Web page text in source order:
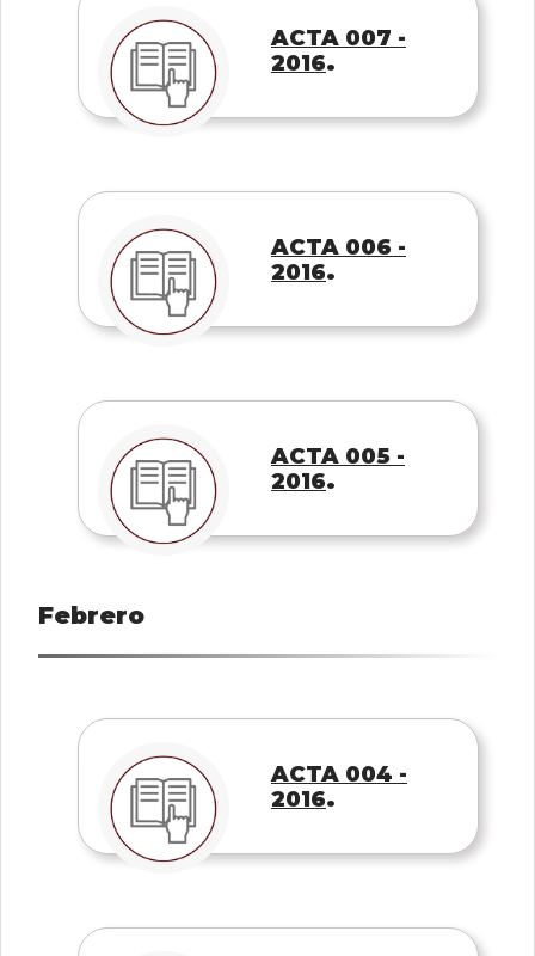
ACTA 007 -
2016.
ACTA 006 -
2016.
ACTA 005 -
2016.
Febrero
ACTA 004 -
2016.